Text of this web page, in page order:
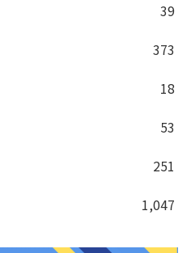
39
373
18
53
251
1,047